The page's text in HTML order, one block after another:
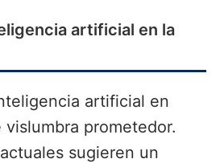
artificial en la
artificial en
vislumbra prometedor.
sugieren un